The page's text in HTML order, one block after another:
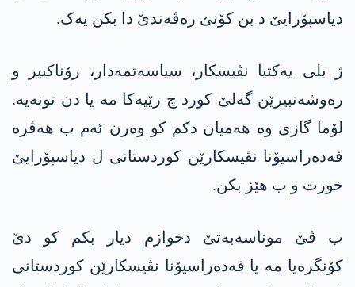
دیاسپۆرایێ د بن کۆنێ رەڤەندێ دا بکن یەک.
ژ بلی یەکتیا نڤیسکار، سیاسەتمەدار، رۆناکبیر و
رەوشەنبیرێن گەلێ کورد چ رێیەکا مە یا دن تونەیە.
لۆما گازی وە ھەمیان دکم کو وەرن ئەم ب ھەڤرە
فەدەراسیۆنا نڤیسکارێن کوردستانی ل دیاسپۆرایێ
خورت و ب ھێز بکن.
ب ڤێ موناسەبەتێ دخوازم دیار بکم کو دێ
کۆنگرەیا مە یا فەدەراسیۆنا نڤیسکارێن کوردستانی